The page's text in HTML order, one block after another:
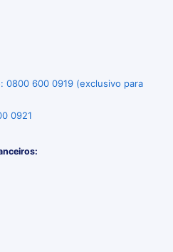
0800 600 0919 (exclusivo para
0921